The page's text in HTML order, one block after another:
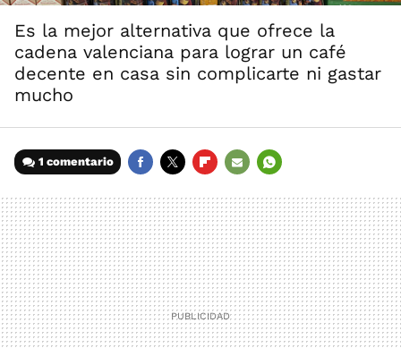
Es la mejor alternativa que ofrece la
cadena valenciana para lograr un café
decente en casa sin complicarte ni gastar
mucho
1 comentario
MAIL